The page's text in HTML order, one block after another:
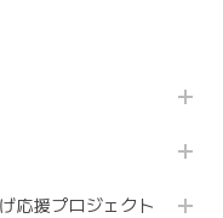
応援プロジェクト